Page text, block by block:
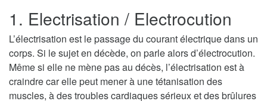
1. Electrisation / Electrocution
L’électrisation est le passage du courant électrique dans un
corps. Si le sujet en décède, on parle alors d’électrocution.
Même si elle ne mène pas au décès, l’électrisation est à
craindre car elle peut mener à une tétanisation des
muscles, à des troubles cardiaques sérieux et des brûlures